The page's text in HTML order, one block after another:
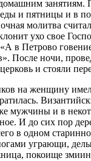
и пятницы и в
молитва
ухо свое
в Петрово
После ночи,
и стояли
на женщину
мужчины и в
И до сих пор
в одном
уграющи,
покоище